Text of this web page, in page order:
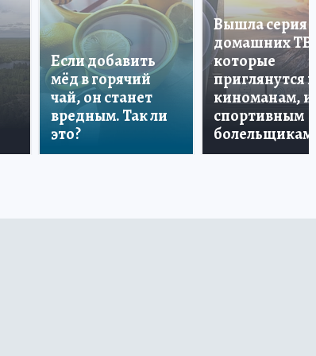
Если добавить
мёд в горячий
чай, он станет
вредным. Так ли
это?
Вышла серия
домашних ТВ,
которые
приглянутся и
киноманам, и
спортивным
болельщикам